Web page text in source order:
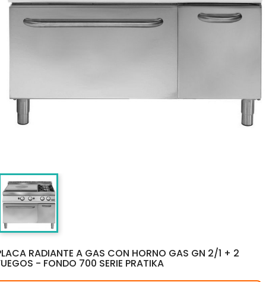
RADIANTE A GAS CON HORNO GAS GN 2/1 + 2
- FONDO 700 SERIE PRATIKA